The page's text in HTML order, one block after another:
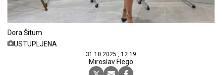
Dora Šitum
USTUPLJENA
31.10.2025., 12:19
Miroslav Flego